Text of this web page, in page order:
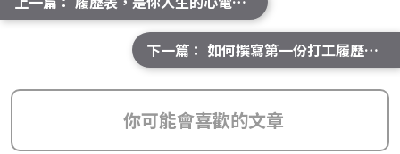
下一篇： 如何撰寫第一份打工履歷？新手必看的快速懶人包
你可能會喜歡的文章